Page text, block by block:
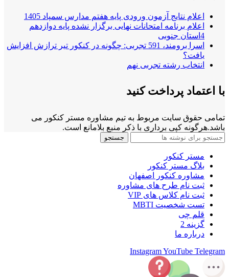
اعلام نتایج آزمون ورودی پایه هفتم مدارس سمپاد 1405
اعلام برنامه امتحانات نهایی برگزار نشده پایه دوازدهم
4استان جنوبی
اسرا برومند، 591 تجربی: چگونه در کنکور تیر ترازش افزایش
یافت؟
انتخاب رشته تجربی نهم
با اعتماد پرداخت کنید
تمامی حقوق سایت مربوط به تیم مشاوره مستر کنکور می
باشد.هرگونه کپی برداری با ذکر منبع بلامانع است.
جستجو
مستر کنکور
بلاگ مستر کنکور
مشاوره کنکور اصفهان
ثبت نام طرح های مشاوره
ثبت نام کلاس های VIP
تست شخصیت MBTI
قلم چی
گزینه 2
درباره ما
InstagramYouTube Telegram